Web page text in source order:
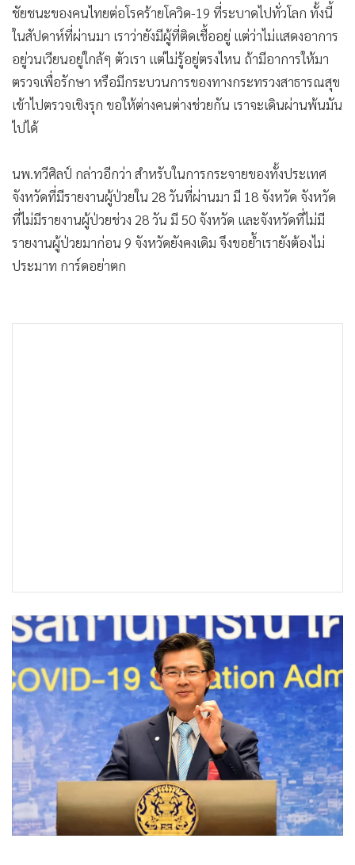
• ญี่ปุ่น
• News1
• Gotomanager
ชัยชนะของคนไทยต่อโรคร้ายโควิด-19 ที่ระบาดไปทั่วโลก ทั้งนี้
ในสัปดาห์ที่ผ่านมา เราว่ายังมีผู้ที่ติดเชื้ออยู่ แต่ว่าไม่แสดงอาการ
อยู่วนเวียนอยู่ใกล้ๆ ตัวเรา แต่ไม่รู้อยู่ตรงไหน ถ้ามีอาการให้มา
ตรวจเพื่อรักษา หรือมีกระบวนการของทางกระทรวงสาธารณสุข
เข้าไปตรวจเชิงรุก ขอให้ต่างคนต่างช่วยกัน เราจะเดินผ่านพ้นมัน
ไปได้
นพ.ทวีศิลป์ กล่าวอีกว่า สำหรับในการกระจายของทั้งประเทศ
จังหวัดที่มีรายงานผู้ป่วยใน 28 วันที่ผ่านมา มี 18 จังหวัด จังหวัด
ที่ไม่มีรายงานผู้ป่วยช่วง 28 วัน มี 50 จังหวัด และจังหวัดที่ไม่มี
รายงานผู้ป่วยมาก่อน 9 จังหวัดยังคงเดิม จึงขอย้ำเรายังต้องไม่
ประมาท การ์ดอย่าตก